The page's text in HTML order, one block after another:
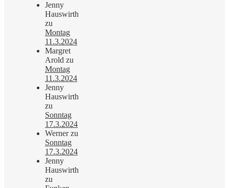
Jenny
Hauswirth
zu
Montag
11.3.2024
Margret
Arold zu
Montag
11.3.2024
Jenny
Hauswirth
zu
Sonntag
17.3.2024
Wernerzu
Sonntag
17.3.2024
Jenny
Hauswirth
zu